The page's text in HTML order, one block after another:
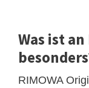
Was ist
RIMOWA